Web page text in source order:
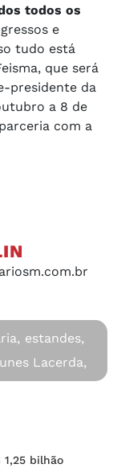
todos os
e
tudo está
que será
presidente da
a 8 de
com a
estandes,
Lacerda,
1,25 bilhão